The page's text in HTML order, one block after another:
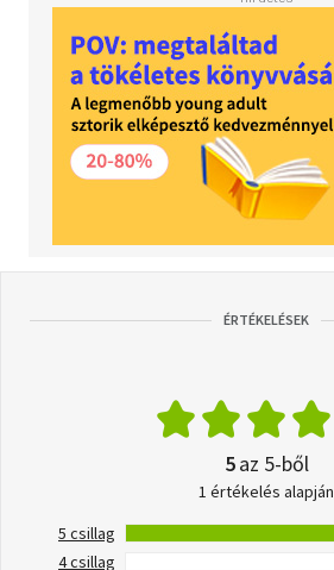
ÉRTÉKELÉSEK
5az 5-ből
1 értékelés alapján
5 csillag
4 csillag